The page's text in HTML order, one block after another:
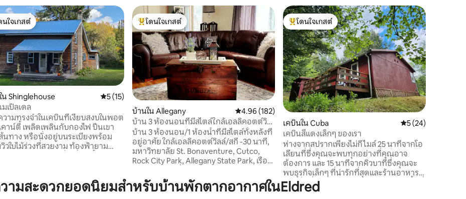
ก 5, 24 รีวิว
จเกสต์ที่สุด
นใจเกสต์
น Shinglehouse คะแนนเฉลี่ย 5 จาก 5, 15 รีวิว
5 (15)
มเปิลเดล
วามทรงจำในเคบินที่เงียบสงบในพอต
คาน์ตี้ เพลิดเพลินกับกองไฟ ปีนเขา
นทาง หรือนั่งอยู่บนระเบียงพร้อม
วใบไม้ร่วงที่สวยงาม ท้องฟ้ายาม
งครัวมีอุปกรณ์ครบครัน สถานที่ท่อง
อยู่ห่างออกไปไม่เกิน 1 ชั่วโมง ได้แก่
โดนใจเกสต์ที่สุด
โดนใจเกสต์
บ้านใน Allegany คะแนนเฉลี่ย 4.96 จาก 5, 182 รีวิว
4.96 (182)
บ้าน 3 ห้องนอนที่มีสไตล์ใกล้เอลลิคอตต์วิลล์
นิวยอร์ก
บ้าน 3 ห้องนอน/1 ห้องน้ำที่มีสไตล์ทั้งหลังที่
อยู่อาศัย ใกล้เอลลิคอตต์วิลล์/สกี -30 นาที,
มหาวิทยาลัย St. Bonaventure, Cutco,
Rock City Park, Allegany State Park, เรือ
รถไปน้ำตกไนแองการ่า 1.5 ชั่วโมงซิปโป้ 30
นาที Walmart และโรงภาพยนตร์อยู่ห่าง
โดนใจเกสต์ที่สุด
โดนใจเกสต์
เคบินใน Cuba คะแนนเฉลี่ย 5 จาก
5 (24)
เคบินสีแดงเล็กๆ ของเรา
ห่างจากสปรากเพียงไม่กี่ไมล์ 25 นาทีจากโอ
เลียนที่ซึ่งคุณจะพบทุกอย่างที่คุณอาจ
ต้องการ และ 15 นาทีจากคิวบาที่ซึ่งคุณจะ
พบธุรกิจเล็กๆ ที่น่ารักที่สุดและร้านอาหาร
ท้องถิ่นที่อยู่รอบๆ เรามีสวนสาธารณะ พื้นที่
อนุรักษ์ และที่จอดเรือคายัคอยู่ใกล้ๆ คุณจะ
ามสะดวกยอดนิยมสำหรับบ้านพักตากอากาศในEldred